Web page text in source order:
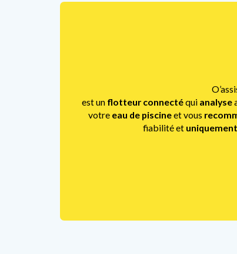
est un flotteur connectéqui analyse
votre eau de piscineet vous
fiabilité et
0
6
0